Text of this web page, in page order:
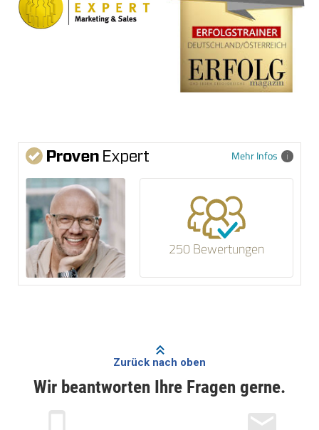
Mehr Infos
250 Bewertungen
Wir beantworten Ihre Fragen gerne.
Zurück nach oben